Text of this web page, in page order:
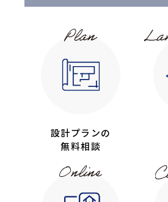
設計プランの
無料相談